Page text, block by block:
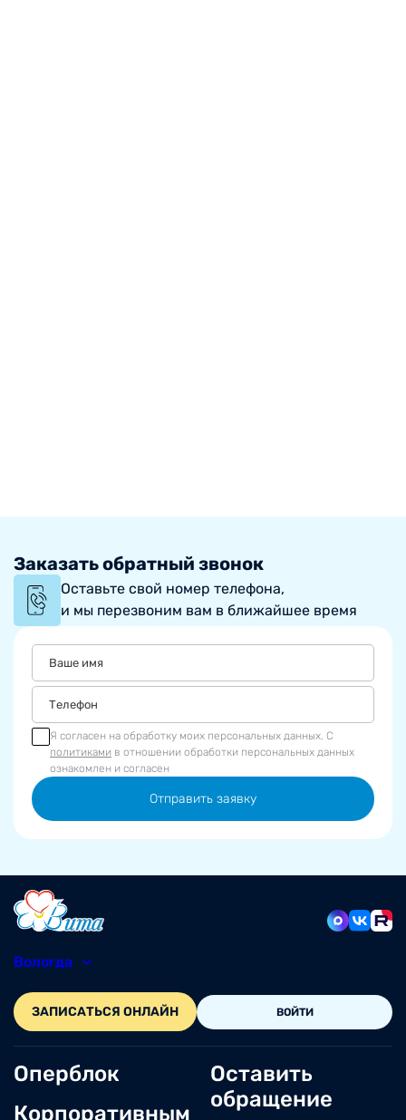
Заказать обратный звонок
Оставьте свой номер телефона,
и мы перезвоним вам в ближайшее время
Я согласен на обработку моих персональных данных. С
политиками в отношении обработки персональных данных
ознакомлен и согласен
Отправить заявку
Вологда
ЗАПИСАТЬСЯ ОНЛАЙН ВОЙТИ
Оперблок
Корпоративным
Оставить
обращение